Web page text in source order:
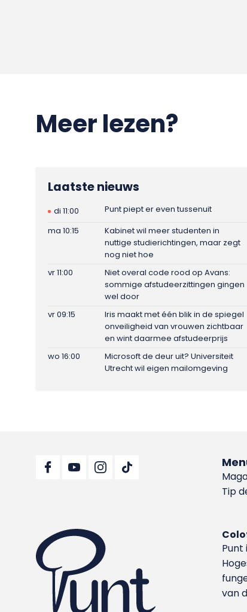
Meer lezen?
Laatste nieuws
di 11:00
Punt piept er even tussenuit
ma 10:15
Kabinet wil meer studenten in
nuttige studierichtingen, maar zegt
nog niet hoe
vr 11:00
Niet overal code rood op Avans:
sommige afstudeerzittingen gingen
wel door
vr 09:15
Iris maakt met één blik in de spiegel
onveiligheid van vrouwen zichtbaar
en wint daarmee afstudeerprijs
wo 16:00
Microsoft de deur uit? Universiteit
Utrecht wil eigen mailomgeving
Tip
van